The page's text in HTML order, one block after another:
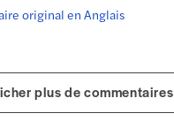
original en Anglais
plus de commentaires